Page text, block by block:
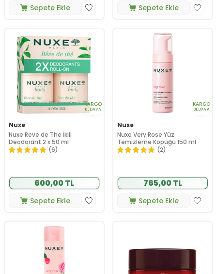
Sepete Ekle Sepete Ekle
KARGO
BEDAVA
Nuxe
Nuxe Reve de The İkili
Deodorant 2 x 50 ml
(6)
600,00 TL
Sepete Ekle
KARGO
BEDAVA
Nuxe
Nuxe Very Rose Yüz
Temizleme Köpüğü 150 ml
(2)
765,00 TL
Sepete Ekle